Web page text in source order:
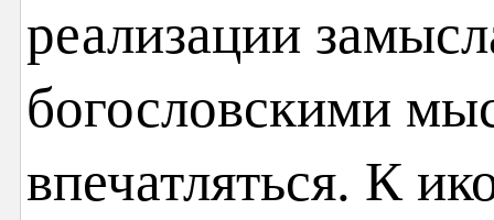
реализации
богословскими
впечатляться. К